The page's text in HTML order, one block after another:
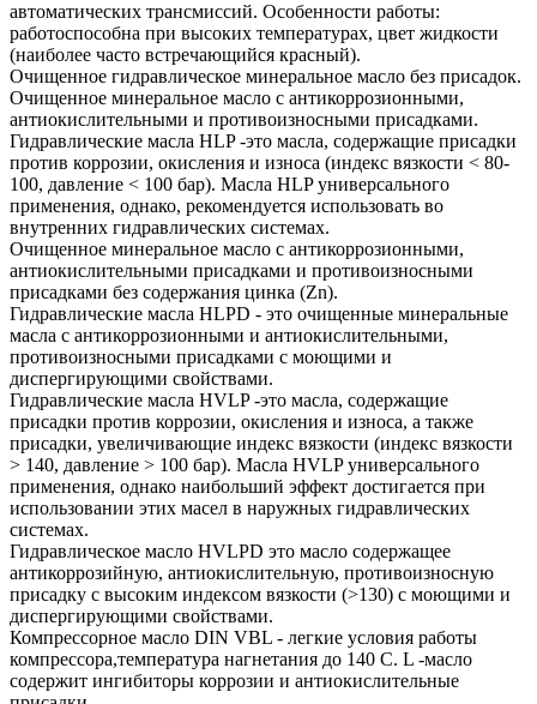
автоматических трансмиссий. Особенности работы:
работоспособна при высоких температурах, цвет жидкости
(наиболее часто встречающийся красный).
Очищенное гидравлическое минеральное масло без присадок.
Очищенное минеральное масло с антикоррозионными,
антиокислительными и противоизносными присадками.
Гидравлические масла HLP -это масла, содержащие присадки
против коррозии, окисления и износа (индекс вязкости < 80-
100, давление < 100 бар). Масла HLP универсального
применения, однако, рекомендуется использовать во
внутренних гидравлических системах.
Очищенное минеральное масло с антикоррозионными,
антиокислительными присадками и противоизносными
присадками без содержания цинка (Zn).
Гидравлические масла HLPD - это очищенные минеральные
масла с антикоррозионными и антиокислительными,
противоизносными присадками с моющими и
диспергирующими свойствами.
Гидравлические масла HVLP -это масла, содержащие
присадки против коррозии, окисления и износа, а также
присадки, увеличивающие индекс вязкости (индекс вязкости
> 140, давление > 100 бар). Масла HVLP универсального
применения, однако наибольший эффект достигается при
использовании этих масел в наружных гидравлических
системах.
Гидравлическое масло HVLPD это масло содержащее
антикоррозийную, антиокислительную, противоизносную
присадку с высоким индексом вязкости (>130) с моющими и
диспергирующими свойствами.
Компрессорное масло DIN VBL - легкие условия работы
компрессора,температура нагнетания до 140 С. L -масло
содержит ингибиторы коррозии и антиокислительные